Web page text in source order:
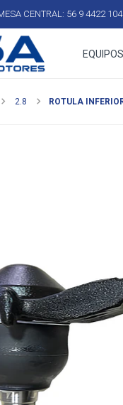
CENTRAL: 56 9 4422
2.8 ROTULA